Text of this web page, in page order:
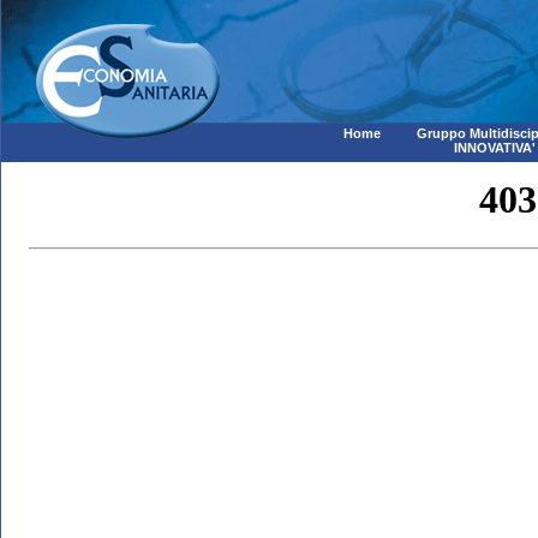
Home
Gruppo
INNOVATIVA'